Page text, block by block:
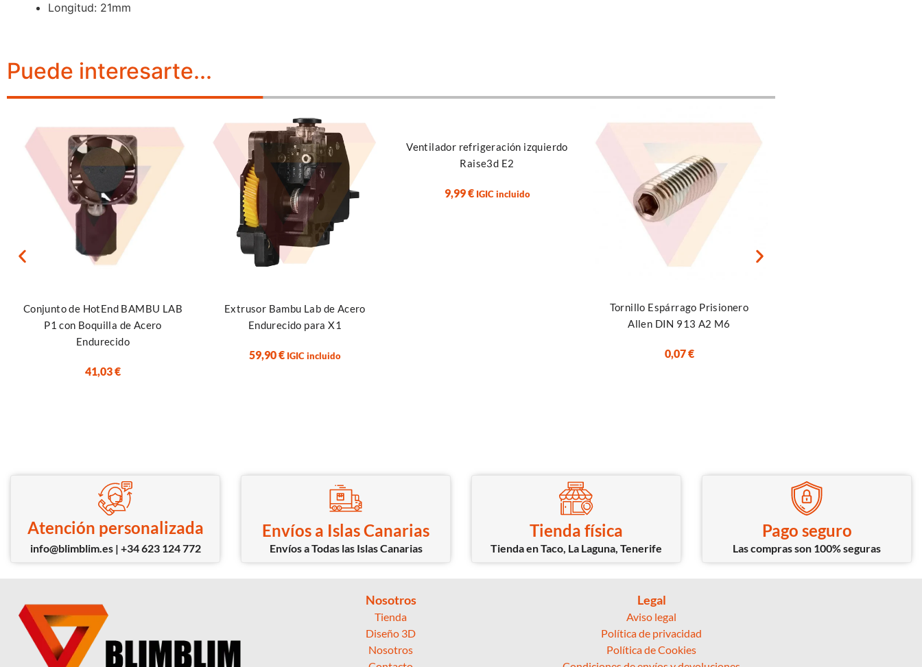
Longitud: 21mm
Puede interesarte...
Conjunto de HotEnd BAMBU LAB
P1 con Boquilla de Acero
Endurecido
41,03€
Extrusor Bambu Lab de Acero
Endurecido para X1
59,90€ IGIC incluido
Ventilador refrigeración izquierdo
Raise3d E2
9,99€ IGIC incluido
Tornillo Espárrago Prisionero
Allen DIN 913 A2 M6
0,07€
Atención personalizada
info@blimblim.es | +34 623 124 772
Envíos a Islas Canarias
Envíos a Todas las Islas Canarias
Tienda física
Tienda en Taco, La Laguna, Tenerife
Pago seguro
Las compras son 100% seguras
Nosotros
Tienda
Diseño 3D
Nosotros
Legal
Aviso legal
Política de privacidad
Política de Cookies